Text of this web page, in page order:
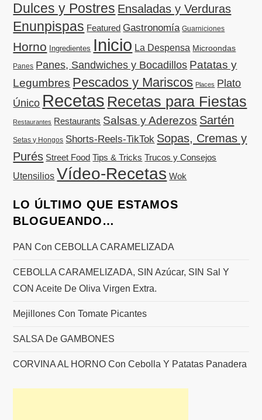
Dulces y Postres Ensaladas y Verduras
Enunpispas Featured Gastronomía Guarniciones
Horno Ingredientes Inicio La Despensa Microondas
Panes Panes, Sandwiches y Bocadillos Patatas y
Legumbres Pescados y Mariscos Places Plato
Único Recetas Recetas para Fiestas
Restaurantes Restaurants Salsas y Aderezos Sartén
Setas y Hongos Shorts-Reels-TikTok Sopas, Cremas y
Purés Street Food Tips & Tricks Trucos y Consejos
Utensilios Vídeo-Recetas Wok
LO ÚLTIMO QUE ESTAMOS
BLOGUEANDO…
PAN Con CEBOLLA CARAMELIZADA
CEBOLLA CARAMELIZADA, SIN Azúcar, SIN Sal Y
CON Aceite De Oliva Virgen Extra.
Mejillones Con Tomate Picantes
SALSA De GAMBONES
CORVINA AL HORNO Con Cebolla Y Patatas Panadera